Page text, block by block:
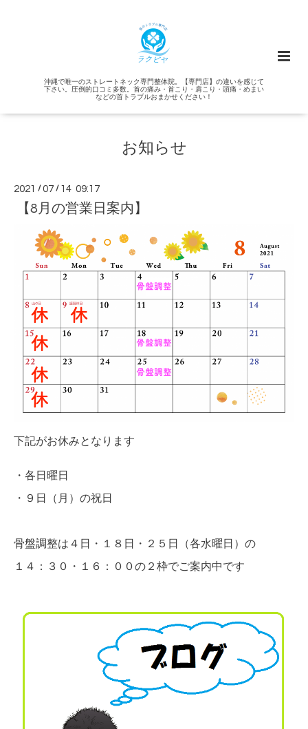
沖縄で唯一のストレートネック専門整体院。【専門店】の違いを感じて
下さい。圧倒的口コミ多数。首の痛み・首こり・肩こり・頭痛・めまい
などの首トラブルおまかせください！
お知らせ
2021 /07 / 14 09:17
【8月の営業日案内】
下記がお休みとなります
・各日曜日
・９日（月）の祝日
骨盤調整は４日・１８日・２５日（各水曜日）の
１４：３０・１６：００の２枠でご案内中です